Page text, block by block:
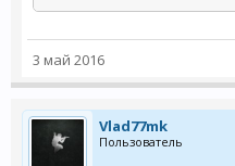
3 май 2016
Vlad77mk
Пользователь